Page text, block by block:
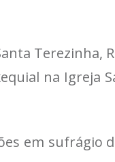
Terezinha,
na Igreja
em sufrágio